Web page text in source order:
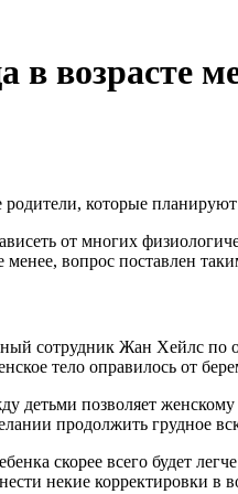
в возрасте
которые
от многих
менее, вопрос поставлен
сотрудник Жан Хейлс по
тело оправилось от
детьми позволяет
продолжить грудное
скорее всего будет
некие корректировки в